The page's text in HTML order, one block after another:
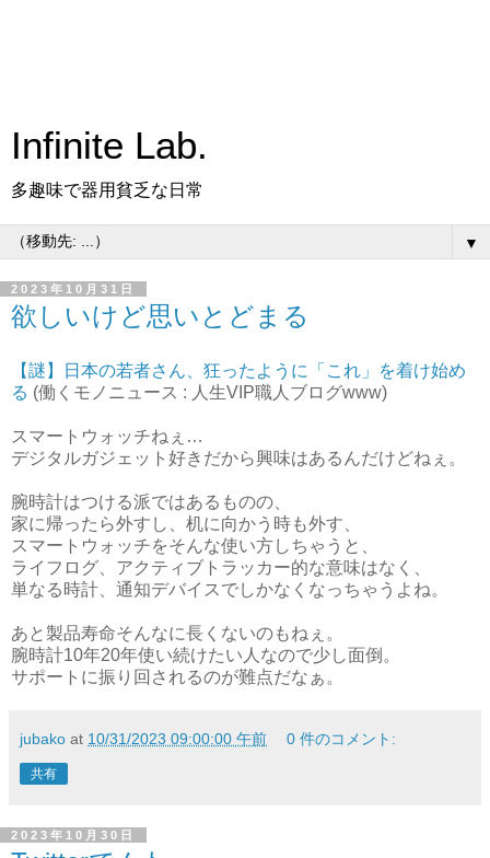
Infinite Lab.
多趣味で器用貧乏な日常
▼
2023年10月31日
欲しいけど思いとどまる
【謎】日本の若者さん、狂ったように「これ」を着け始め
る (働くモノニュース : 人生VIP職人ブログwww)
スマートウォッチねぇ…
デジタルガジェット好きだから興味はあるんだけどねぇ。
腕時計はつける派ではあるものの、
家に帰ったら外すし、机に向かう時も外す、
スマートウォッチをそんな使い方しちゃうと、
ライフログ、アクティブトラッカー的な意味はなく、
単なる時計、通知デバイスでしかなくなっちゃうよね。
あと製品寿命そんなに長くないのもねぇ。
腕時計10年20年使い続けたい人なので少し面倒。
サポートに振り回されるのが難点だなぁ。
jubako at 10/31/2023 09:00:00 午前 0 件のコメント:
共有
2023年10月30日